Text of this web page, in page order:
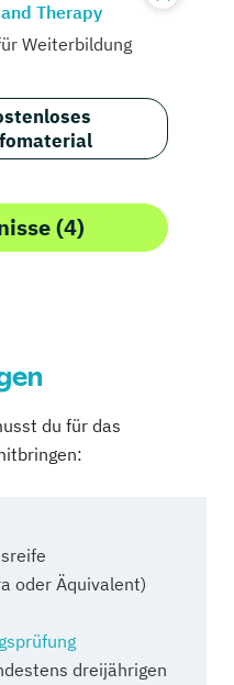
Therapy
Weiterbildung
(4)
du für das
oder Äquivalent)
dreijährigen